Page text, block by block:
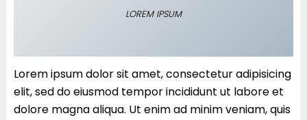
LOREM IPSUM
Lorem ipsum dolor sit amet, consectetur adipisicing
elit, sed do eiusmod tempor incididunt ut labore et
dolore magna aliqua. Ut enim ad minim veniam, quis